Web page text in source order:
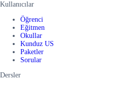
Kullanıcılar
Öğrenci
Eğitmen
Okullar
Kunduz US
Paketler
Sorular
Dersler